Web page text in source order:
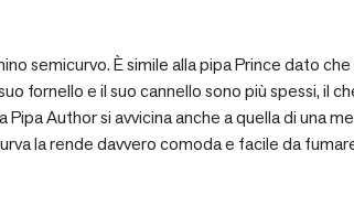
semicurvo. È simile alla pipa Prince dato
fornello e il suo cannello sono più spessi, il
Author si avvicina anche a quella di una
la rende davvero comoda e facile da